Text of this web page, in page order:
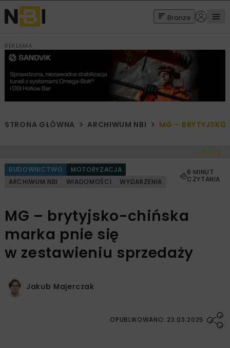
Branże
REKLAMA
STRONA GŁÓWNA ARCHIWUM NBI MG –
< Cofnij
BUDOWNICTWO
MOTORYZACJA
ARCHIWUM NBI
WIADOMOŚCI WYDARZENIA
6 MINUT
CZYTANIA
MG – brytyjsko-chińska
marka pnie się
w zestawieniu sprzedaży
Jakub Majerczak
OPUBLIKOWANO: 23.03.2025